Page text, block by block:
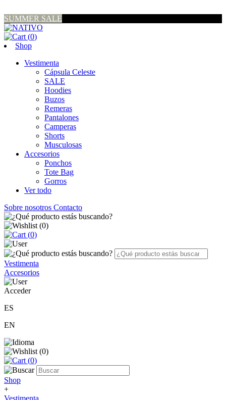
SUMMER SALE
(0)
Shop
Vestimenta
Cápsula Celeste
SALE
Hoodies
Buzos
Remeras
Pantalones
Camperas
Shorts
Musculosas
Accesorios
Ponchos
Tote Bag
Gorros
Ver todo
Sobre nosotros Contacto
(0)
(0)
Vestimenta
Accesorios
Acceder
ES
EN
(0)
(0)
Shop
+
Vestimenta